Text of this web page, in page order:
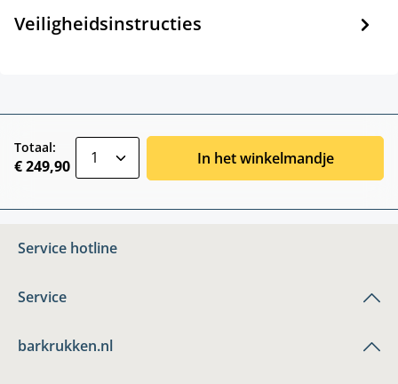
Veiligheidsinstructies
Totaal:
€ 249,90 In het winkelmandje
Service hotline
Service
barkrukken.nl